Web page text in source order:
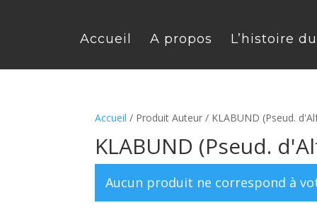
Accueil A propos L’histoire
Accueil / Produit Auteur / KLABUND (Pseud.
KLABUND (Pseud.
Aucun produit ne correspond à